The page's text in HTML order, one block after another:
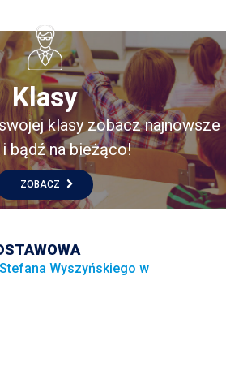
Klasy
klasy zobacz najnowsze
bądź na bieżąco!
ZOBACZ
Wyszyńskiego w